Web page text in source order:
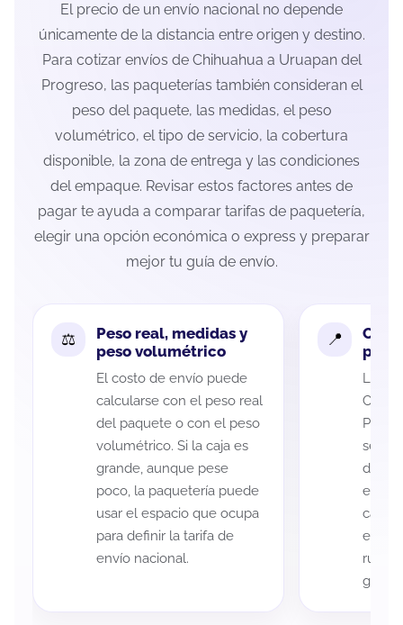
El precio de un envío nacional no depende
únicamente de la distancia entre origen y destino.
Para cotizar envíos de Chihuahua a Uruapan del
Progreso, las paqueterías también consideran el
peso del paquete, las medidas, el peso
volumétrico, el tipo de servicio, la cobertura
disponible, la zona de entrega y las condiciones
del empaque. Revisar estos factores antes de
pagar te ayuda a comparar tarifas de paquetería,
elegir una opción económica o express y preparar
mejor tu guía de envío.
Peso real, medidas y
peso volumétrico
El costo de envío puede
calcularse con el peso real
del paquete o con el peso
volumétrico. Si la caja es
grande, aunque pese
poco, la paquetería puede
usar el espacio que ocupa
para definir la tarifa de
envío nacional.
La
de
cada
es
ruta
guía